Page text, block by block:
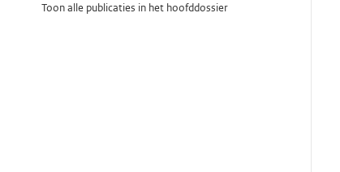
Toon alle publicaties in het hoofddossier